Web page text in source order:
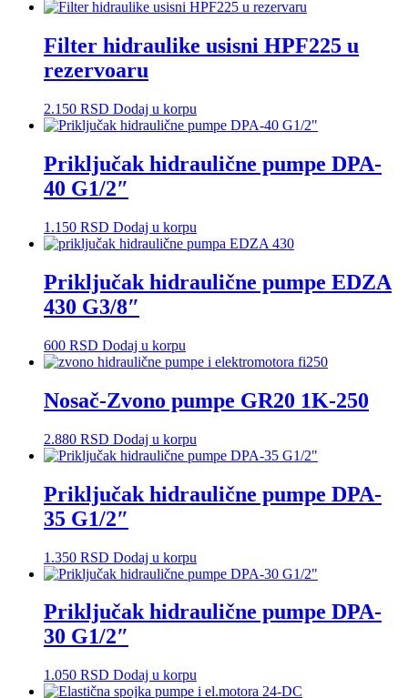
Filter hidraulike usisni HPF225 u
rezervoaru
2.150 RSD Dodaj u korpu
Priključak hidraulične pumpe DPA-
40 G1/2″
1.150 RSD Dodaj u korpu
Priključak hidraulične pumpe EDZA
430 G3/8″
600 RSD Dodaj u korpu
Nosač-Zvono pumpe GR20 1K-250
2.880 RSD Dodaj u korpu
Priključak hidraulične pumpe DPA-
35 G1/2″
1.350 RSD Dodaj u korpu
Priključak hidraulične pumpe DPA-
30 G1/2″
1.050 RSD Dodaj u korpu